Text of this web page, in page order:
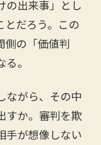
の出来事」とし
とだろう。この
側の「価値判
。
ながら、その中
すか。審判を欺
手が想像しない